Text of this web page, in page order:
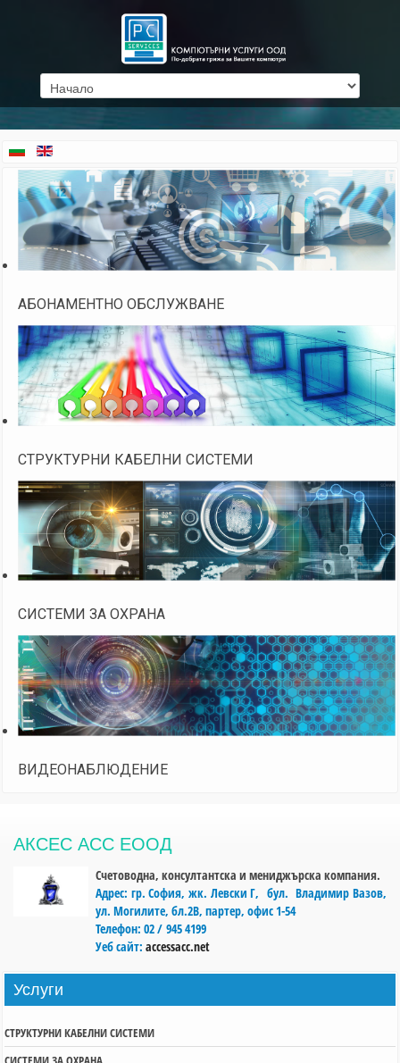
АБОНАМЕНТНО ОБСЛУЖВАНЕ
СТРУКТУРНИ КАБЕЛНИ СИСТЕМИ
СИСТЕМИ ЗА ОХРАНА
ВИДЕОНАБЛЮДЕНИЕ
АКСЕС АСС ЕООД
Счетоводна, консултантска и мениджърска компания.
Адрес: гр. София, жк. Левски Г, бул. Владимир Вазов,
ул. Могилите, бл.2В, партер, офис 1-54
Телефон: 02 / 945 4199
Уеб сайт: accessacc.net
Услуги
СТРУКТУРНИ КАБЕЛНИ СИСТЕМИ